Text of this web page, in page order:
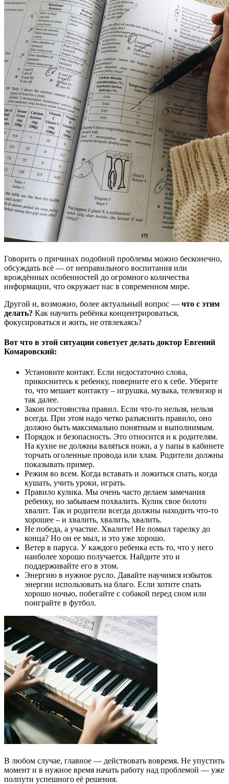
Говорить о причинах подобной проблемы можно бесконечно,
обсуждать всё — от неправильного воспитания или
врождённых особенностей до огромного количества
информации, что окружает нас в современном мире.
Другой и, возможно, более актуальный вопрос — что с этим
делать? Как научить ребёнка концентрироваться,
фокусироваться и жить, не отвлекаясь?
Вот что в этой ситуации советует делать доктор Евгений
Комаровский:
Установите контакт. Если недостаточно слова,
прикоснитесь к ребенку, поверните его к себе. Уберите
то, что мешает контакту – игрушка, музыка, телевизор и
так далее.
Закон постоянства правил. Если что-то нельзя, нельзя
всегда. При этом надо четко разъяснить правило, оно
должно быть максимально понятным и выполнимым.
Порядок и безопасность. Это относится и к родителям.
На кухне не должны валяться ножи, а у папы в кабинете
торчать оголенные провода или хлам. Родители должны
показывать пример.
Режим во всем. Когда вставать и ложиться спать, когда
кушать, учить уроки, играть.
Правило кулика. Мы очень часто делаем замечания
ребенку, но забываем похвалить. Кулик свое болото
хвалит. Так и родители всегда должны находить что-то
хорошее – и хвалить, хвалить, хвалить.
Не победа, а участие. Хвалите! Не помыл тарелку до
конца? Но он ее мыл, и это уже хорошо.
Ветер в паруса. У каждого ребенка есть то, что у него
наиболее хорошо получается. Найдите это и
поддерживайте его в этом.
Энергию в нужное русло. Давайте научимся избыток
энергии использовать на благо. Если хотите спать
хорошо ночью, побегайте с собакой перед сном или
поиграйте в футбол.
В любом случае, главное — действовать вовремя. Не упустить
момент и в нужное время начать работу над проблемой — уже
полпути успешного её решения.